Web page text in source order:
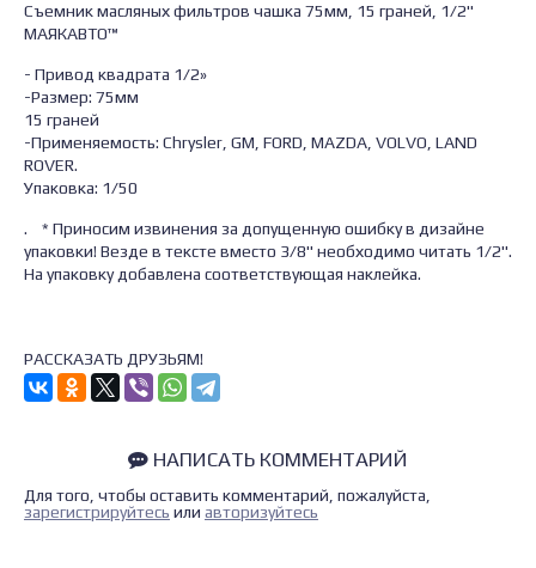
Съемник масляных фильтров чашка 75мм, 15 граней, 1/2"
МАЯКАВТО™
- Привод квадрата 1/2»
-Размер: 75мм
15 граней
-Применяемость: Chrysler, GM, FORD, MAZDA, VOLVO, LAND
ROVER.
Упаковка: 1/50
. * Приносим извинения за допущенную ошибку в дизайне
упаковки! Везде в тексте вместо 3/8" необходимо читать 1/2".
На упаковку добавлена соответствующая наклейка.
РАССКАЗАТЬ ДРУЗЬЯМ!
НАПИСАТЬ КОММЕНТАРИЙ
Для того, чтобы оставить комментарий, пожалуйста,
зарегистрируйтесь или авторизуйтесь